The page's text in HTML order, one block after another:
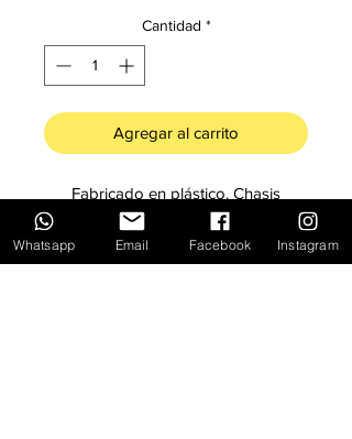
Cantidad *
Agregar al carrito
Fabricado en plástico. Chasis
flotante de aluminio anodizado.
Motor en anglewinder, transmisión
regulable, mecánica de BRM Model
Whatsapp Email Facebook Instagram